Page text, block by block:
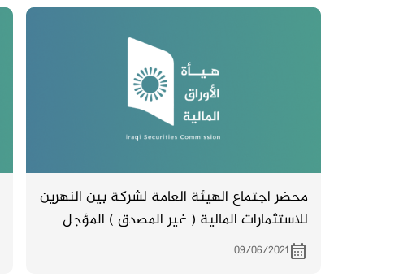
محضر اجتماع الهيئة العامة لشركة بين النهرين
للاستثمارات المالية ( غير المصدق ) المؤجل
في 1/6/ 202109/06/2021